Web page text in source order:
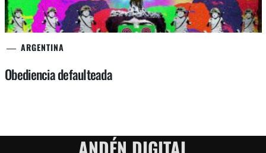
ARGENTINA
Obediencia defaulteada